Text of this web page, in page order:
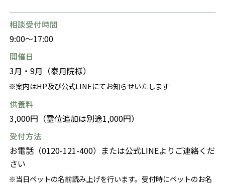
相談受付時間
9:00～17:00
開催日
3月・9月（泰月院様）
案内はHP及び公式LINEにてお知らせいたします
供養料
3,000円（霊位追加は別途1,000円）
受付方法
お電話（0120-121-400）または公式LINEよりご連絡くだ
さい
当日ペットの名前読み上げを行います。受付時にペットのお名